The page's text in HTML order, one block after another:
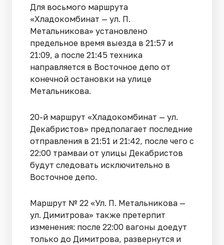
Для восьмого маршрута
«Хладокомбинат — ул. П.
Метальникова» установлено
предельное время выезда в 21:57 и
21:09, а после 21:45 техника
направляется в Восточное депо от
конечной остановки на улице
Метальникова.
20-й маршрут «Хладокомбинат — ул.
Декабристов» предполагает последние
отправления в 21:51 и 21:42, после чего с
22:00 трамваи от улицы Декабристов
будут следовать исключительно в
Восточное депо.
Маршрут № 22 «Ул. П. Метальникова —
ул. Димитрова» также претерпит
изменения: после 22:00 вагоны доедут
только до Димитрова, развернутся и